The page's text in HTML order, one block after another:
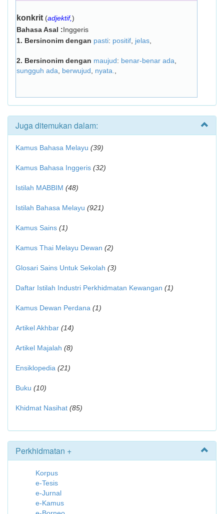
konkrit (adjektif,)
Bahasa Asal :Inggeris
1. Bersinonim dengan pasti: positif jelas
2. Bersinonim dengan maujud: benar-benar ada
sungguh ada
berwujud nyata.
Juga ditemukan dalam:
Kamus Bahasa Melayu (39)
Kamus Bahasa Inggeris (32)
Istilah MABBIM (48)
Istilah Bahasa Melayu (921)
Kamus Sains (1)
Kamus Thai Melayu Dewan (2)
Glosari Sains Untuk Sekolah (3)
Daftar Istilah Industri Perkhidmatan Kewangan (1)
Kamus Dewan Perdana (1)
Artikel Akhbar (14)
Artikel Majalah (8)
Ensiklopedia (21)
Buku (10)
Khidmat Nasihat (85)
Perkhidmatan +
Korpus
e-Tesis
e-Jurnal
e-Kamus